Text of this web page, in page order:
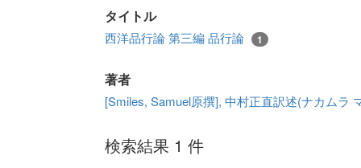
タイトル
西洋品行論 第三編 品行論 1
著者
[Smiles, Samuel原撰], 中村正直訳述(ナカムラ
検索結果 1 件